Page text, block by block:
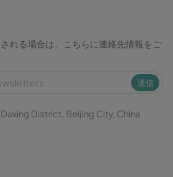
れる場合は、こちらに連絡先情報をご
送信
District, Beijing City, China